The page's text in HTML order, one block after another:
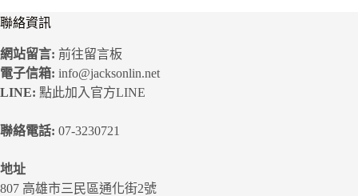
聯絡資訊
網站留言: 前往留言板
電子信箱: info@jacksonlin.net
LINE: 點此加入官方LINE
聯絡電話: 07-3230721
地址
807 高雄市三民區通化街2號